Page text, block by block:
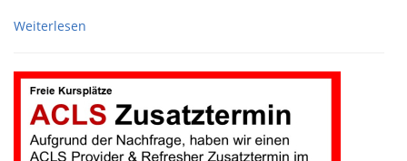
Weiterlesen